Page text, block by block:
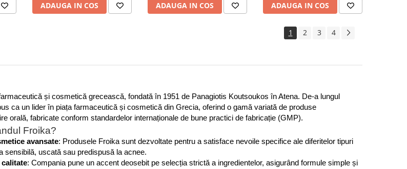
ADAUGA IN COS ADAUGA IN COS ADAUGA IN COS
1 2 3 4
și cosmetică grecească, fondată în 1951 de Panagiotis Koutsoukos în Atena. De-a lungul
ca un lider în piața farmaceutică și cosmetică din Grecia, oferind o gamă variată de produse
orală, fabricate conform standardelor internaționale de bune practici de fabricație (GMP).
Froika?
avansate: Produsele Froika sunt dezvoltate pentru a satisface nevoile specifice ale diferitelor tipuri
sensibilă, uscată sau predispusă la acnee.​
calitate: Compania pune un accent deosebit pe selecția strictă a ingredientelor, asigurând formule simple și